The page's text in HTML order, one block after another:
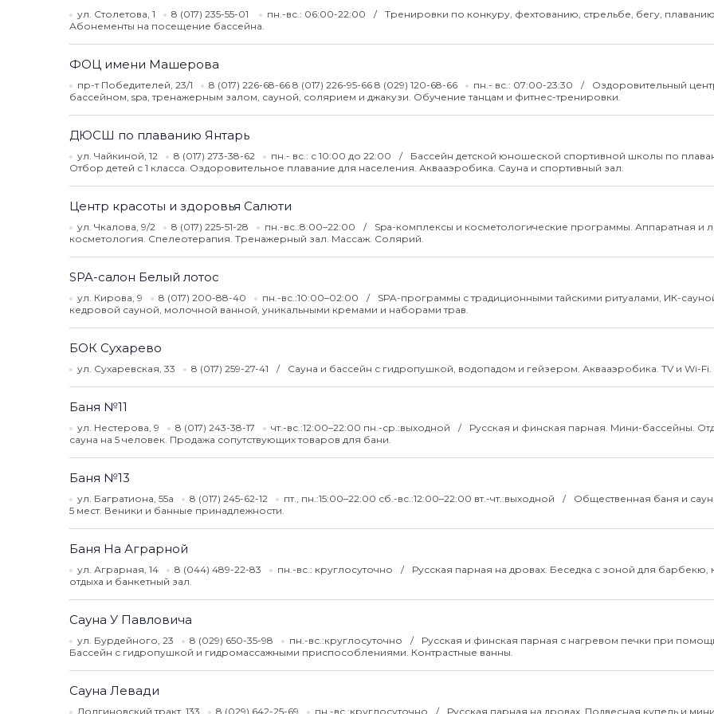
ул. Столетова, 1 8 (017) 235-55-01 пн.-вс.: 06:00-22:00
Тренировки по конкуру, фехтованию, стрельбе, бегу,
Абонементы на посещение бассейна.
ФОЦ имени Машерова
пр-т Победителей, 23/1 8 (017) 226-68-66 8 (017) 226-95-66 8 (029) 120-68-66 пн.- вс.: 07:00-23:30
Оздоровительный
бассейном, spa, тренажерным залом, сауной, солярием и джакузи. Обучение танцам и фитнес-тренировки.
ДЮСШ по плаванию Янтарь
ул. Чайкиной, 12 8 (017) 273-38-62 пн.- вс.: с 10:00 до 22:00
Бассейн детской юношеской спортивной школы по
Отбор детей с 1 класса. Оздоровительное плавание для населения. Аквааэробика. Сауна и спортивный зал.
Центр красоты и здоровья Салюти
ул. Чкалова, 9/2 8 (017) 225-51-28 пн.-вс.:8:00–22:00
Spa-комплексы и косметологические программы. Аппаратная и
косметология. Спелеотерапия. Тренажерный зал. Массаж. Солярий.
SPA-салон Белый лотос
ул. Кирова, 9 8 (017) 200-88-40 пн.-вс.:10:00–02:00
SPA-программы с традиционными тайскими ритуалами, ИК-
кедровой сауной, молочной ванной, уникальными кремами и наборами трав.
БОК Сухарево
ул. Сухаревская, 33 8 (017) 259-27-41 Сауна и бассейн с гидропушкой, водопадом и гейзером. Аквааэробика. TV и Wi-Fi.
Баня №11
ул. Нестерова, 9 8 (017) 243-38-17 чт.-вс.:12:00–22:00 пн.-ср.:выходной
Русская и финская парная. Мини-бассейны.
сауна на 5 человек. Продажа сопутствующих товаров для бани.
Баня №13
ул. Багратиона, 55а 8 (017) 245-62-12 пт., пн.:15:00–22:00 сб.-вс.:12:00–22:00 вт.-чт.:выходной
Общественная баня и
5 мест. Веники и банные принадлежности.
Баня На Аграрной
ул. Аграрная, 14 8 (044) 489-22-83 пн.-вс.: круглосуточно
Русская парная на дровах. Беседка с зоной для барбекю,
отдыха и банкетный зал.
Сауна У Павловича
ул. Бурдейного, 23 8 (029) 650-35-98 пн.-вс.:круглосуточно
Русская и финская парная с нагревом печки при
Бассейн с гидропушкой и гидромассажными приспособлениями. Контрастные ванны.
Сауна Левади
Долгиновский тракт, 133 8 (029) 642-25-69 пн.-вс.:круглосуточно Русская парная на дровах. Подвесная купель и